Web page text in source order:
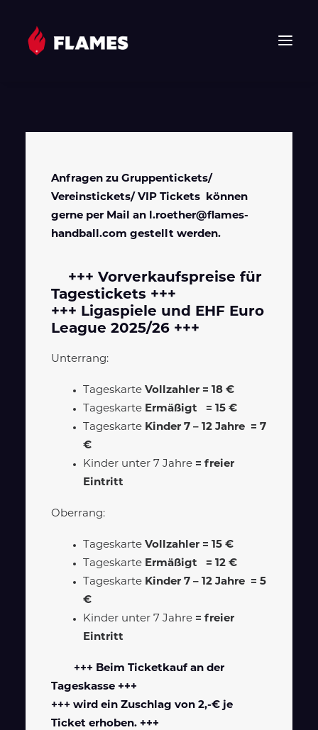
NEWS
JUNIOR FLAMES
JUGEND
VEREIN
TICKETS
Anfragen zu Gruppentickets/
Vereinstickets/ VIP Tickets können
gerne per Mail an l.roether@flames-
handball.com gestellt werden.
+++ Vorverkaufspreise für
Tagestickets +++
+++ Ligaspiele und EHF Euro
League 2025/26 +++
Unterrang:
Tageskarte Vollzahler = 18 €
Tageskarte Ermäßigt = 15 €
Tageskarte Kinder 7 – 12 Jahre = 7
€
Kinder unter 7 Jahre = freier
Eintritt
Oberrang:
Tageskarte Vollzahler = 15 €
Tageskarte Ermäßigt = 12 €
Tageskarte Kinder 7 – 12 Jahre = 5
€
Kinder unter 7 Jahre = freier
Eintritt
+++ Beim Ticketkauf an der
Tageskasse +++
+++ wird ein Zuschlag von 2,-€ je
Ticket erhoben. +++